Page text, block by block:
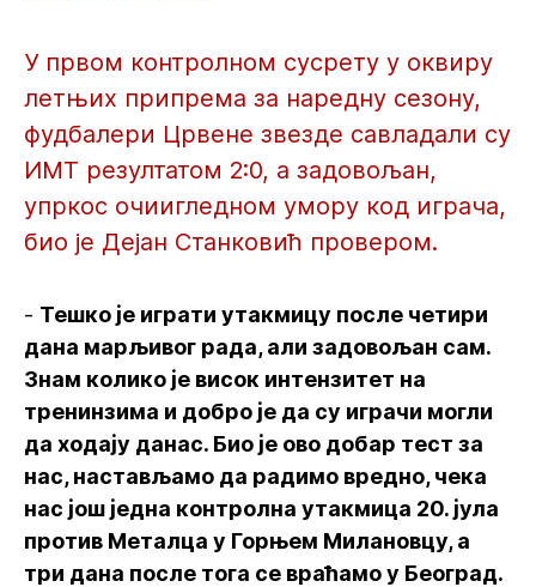
У првом контролном сусрету у оквиру
летњих припрема за наредну сезону,
фудбалери Црвене звезде савладали су
ИМТ резултатом 2:0, а задовољан,
упркос очиигледном умору код играча,
био је Дејан Станковић провером.
- Тешко је играти утакмицу после четири
дана марљивог рада, али задовољан сам.
Знам колико је висок интензитет на
тренинзима и добро је да су играчи могли
да ходају данас. Био је ово добар тест за
нас, настављамо да радимо вредно, чека
нас још једна контролна утакмица 20. јула
против Металца у Горњем Милановцу, а
три дана после тога се враћамо у Београд.